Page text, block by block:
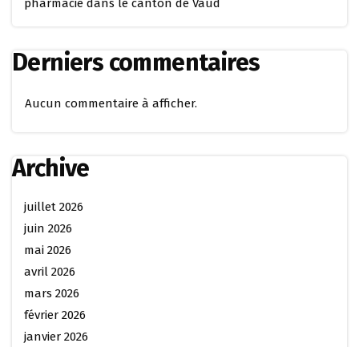
pharmacie dans le canton de Vaud
Derniers commentaires
Aucun commentaire à afficher.
Archive
juillet 2026
juin 2026
mai 2026
avril 2026
mars 2026
février 2026
janvier 2026